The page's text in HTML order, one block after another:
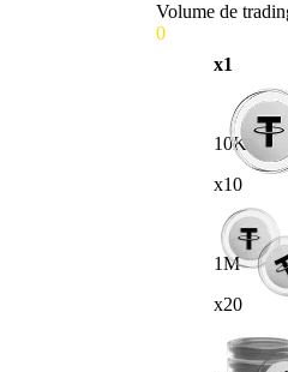
Volume de
0
x1
10K
x10
1M
x20